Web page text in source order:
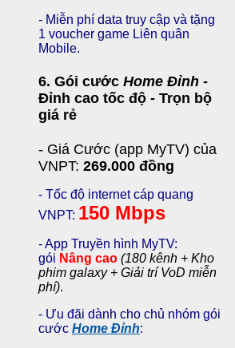
- Miễn phí data truy cập và tặng
1 voucher game Liên quân
Mobile.
6. Gói cước Home Đỉnh -
Đỉnh cao tốc độ - Trọn bộ
giá rẻ
- Giá Cước (app MyTV) của
VNPT: 269.000 đồng
- Tốc độ internet cáp quang
VNPT: 150 Mbps
- App Truyền hình MyTV:
gói Nâng cao (180 kênh + Kho
phim galaxy + Giải trí VoD miễn
phí).
- Ưu đãi dành cho chủ nhóm gói
cước Home Đỉnh: